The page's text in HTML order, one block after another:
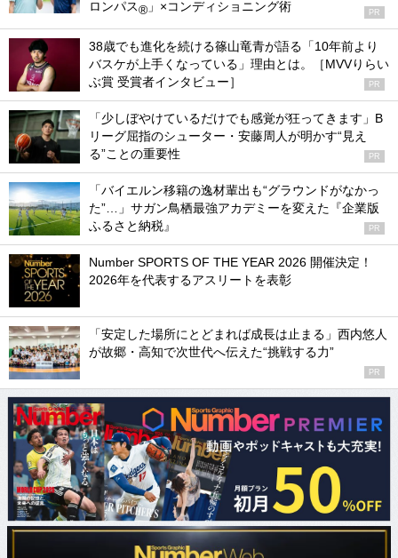
ロンパス® 」×コンディショニング術 PR
38歳でも進化を続ける篠山竜青が語る「10年前より
バスケが上手くなっている」理由とは。［MVVりらい
ぶ賞 受賞者インタビュー］
PR
「少しぼやけているだけでも感覚が狂ってきます」B
リーグ屈指のシューター・安藤周人が明かす“見え
る”ことの重要性
PR
「バイエルン移籍の逸材輩出も“グラウンドがなかっ
た”…」サガン鳥栖最強アカデミーを変えた『企業版
ふるさと納税』
PR
Number SPORTS OF THE YEAR 2026 開催決定！
2026年を代表するアスリートを表彰
「安定した場所にとどまれば成長は止まる」西内悠人
が故郷・高知で次世代へ伝えた“挑戦する力”
PR